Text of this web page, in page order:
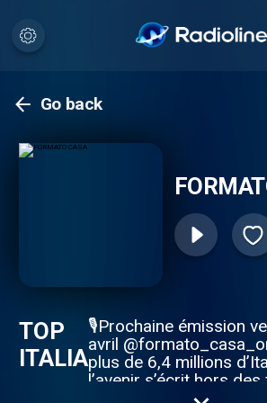
Go back
TOP
ITALIA
🎙Prochaine émission
avril
plus de 6,4 millions
l’avenir s’écrit hors
Pourquoi ce « Rêve